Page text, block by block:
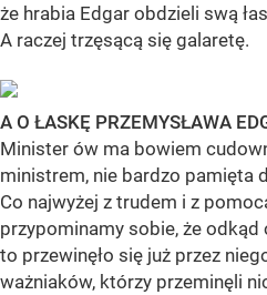
że hrabia Edgar obdzieli swą
A raczej trzęsącą się galaretę.
A O ŁASKĘ PRZEMYSŁAWA
Minister ów ma bowiem
ministrem, nie bardzo pamięta
Co najwyżej z trudem i z
przypominamy sobie, że odkąd
to przewinęło się już przez
ważniaków, którzy przeminęli